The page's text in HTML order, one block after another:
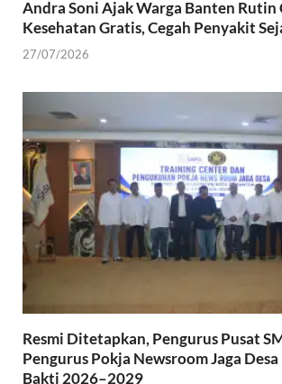
Andra Soni Ajak Warga Banten Rutin
Kesehatan Gratis, Cegah Penyakit
27/07/2026
Resmi Ditetapkan, Pengurus Pusat
Pengurus Pokja Newsroom Jaga
Bakti 2026–2029